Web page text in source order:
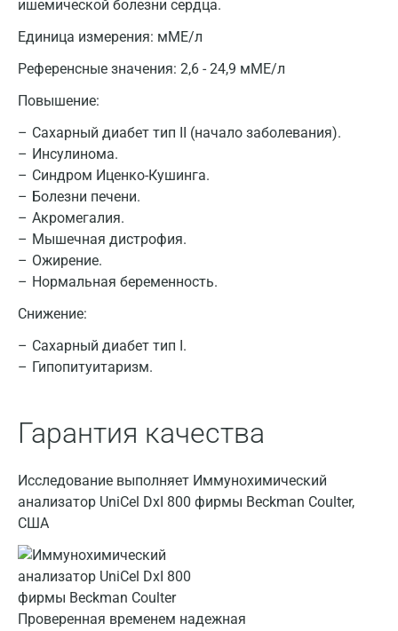
ишемической болезни сердца.
Единица измерения: мМЕ/л
Референсные значения: 2,6 - 24,9 мМЕ/л
Повышение:
Сахарный диабет тип II (начало заболевания).
Инсулинома.
Синдром Иценко-Кушинга.
Болезни печени.
Акромегалия.
Мышечная дистрофия.
Ожирение.
Нормальная беременность.
Снижение:
Сахарный диабет тип I.
Гипопитуитаризм.
Гарантия качества
Исследование выполняет Иммунохимический
анализатор UniCel DxI 800 фирмы Beckman Coulter,
США
Проверенная временем надежная
Санкт-Петербург
Нижний Новгород
Казань
Альметьевск
Астрахань
Барнаул
Великий Новгород
Владимир
Волгоград